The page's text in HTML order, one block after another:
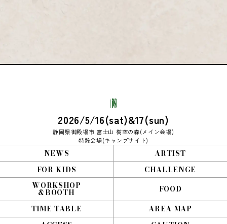
2026/5/16(sat)&17(sun)
静岡県御殿場市 富士山 樹空の森(メイン会場)
特設会場(キャンプサイト)
NEWS
ARTIST
FOR KIDS
CHALLENGE
WORKSHOP
&BOOTH
FOOD
TIME TABLE
AREA MAP